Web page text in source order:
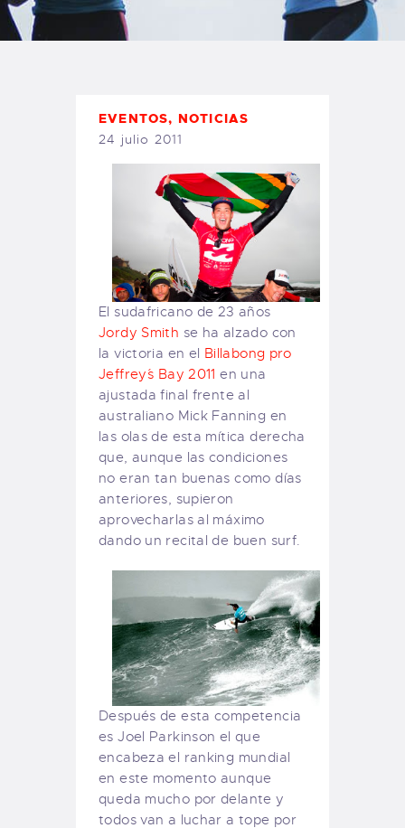
TIENDA FAMILY SURFERS
WEBCAM SALINAS
EVENTOS, NOTICIAS
24 julio 2011
El sudafricano de 23 años
Jordy Smith se ha alzado con
la victoria en el Billabong pro
Jeffrey´s Bay 2011 en una
ajustada final frente al
australiano Mick Fanning en
las olas de esta mítica derecha
que, aunque las condiciones
no eran tan buenas como días
anteriores, supieron
aprovecharlas al máximo
dando un recital de buen surf.
Después de esta competencia
es Joel Parkinson el que
encabeza el ranking mundial
en este momento aunque
queda mucho por delante y
todos van a luchar a tope por